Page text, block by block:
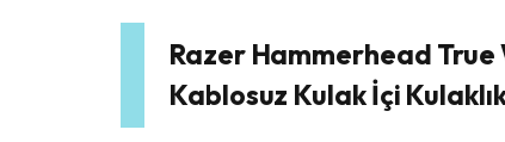
Razer Hammerhead True
Kablosuz Kulak İçi